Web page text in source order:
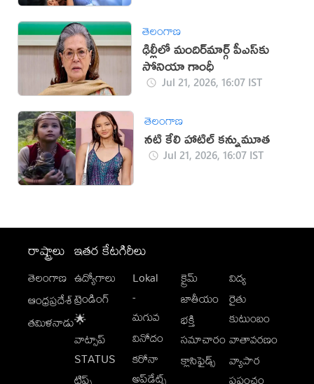
తెలంగాణ
ఢిల్లీలో మందిర్‌మార్గ్‌ పీఎస్‌కు
సోనియా గాంధీ
Jul 21, 2026, 16:07 IST
తెలంగాణ
నటి కేలి హాటిల్ కన్నుమూత
Jul 21, 2026, 16:07 IST
రాష్ట్రాలు
తెలంగాణ
ఆంధ్రప్రదేశ్
తమిళనాడు
ఇతర కేటగిరీలు
ఉద్యోగాలు
ట్రెండింగ్
🌟
వాట్సాప్
STATUS
Lokal
-
మగువ
వినోదం
కరోనా
అప్‌డేట్స్
క్రైమ్
జాతీయం
భక్తి
సమాచారం
క్లాసిఫైడ్స్
విద్య
రైతు
కుటుంబం
వాతావరణం
వ్యాపార